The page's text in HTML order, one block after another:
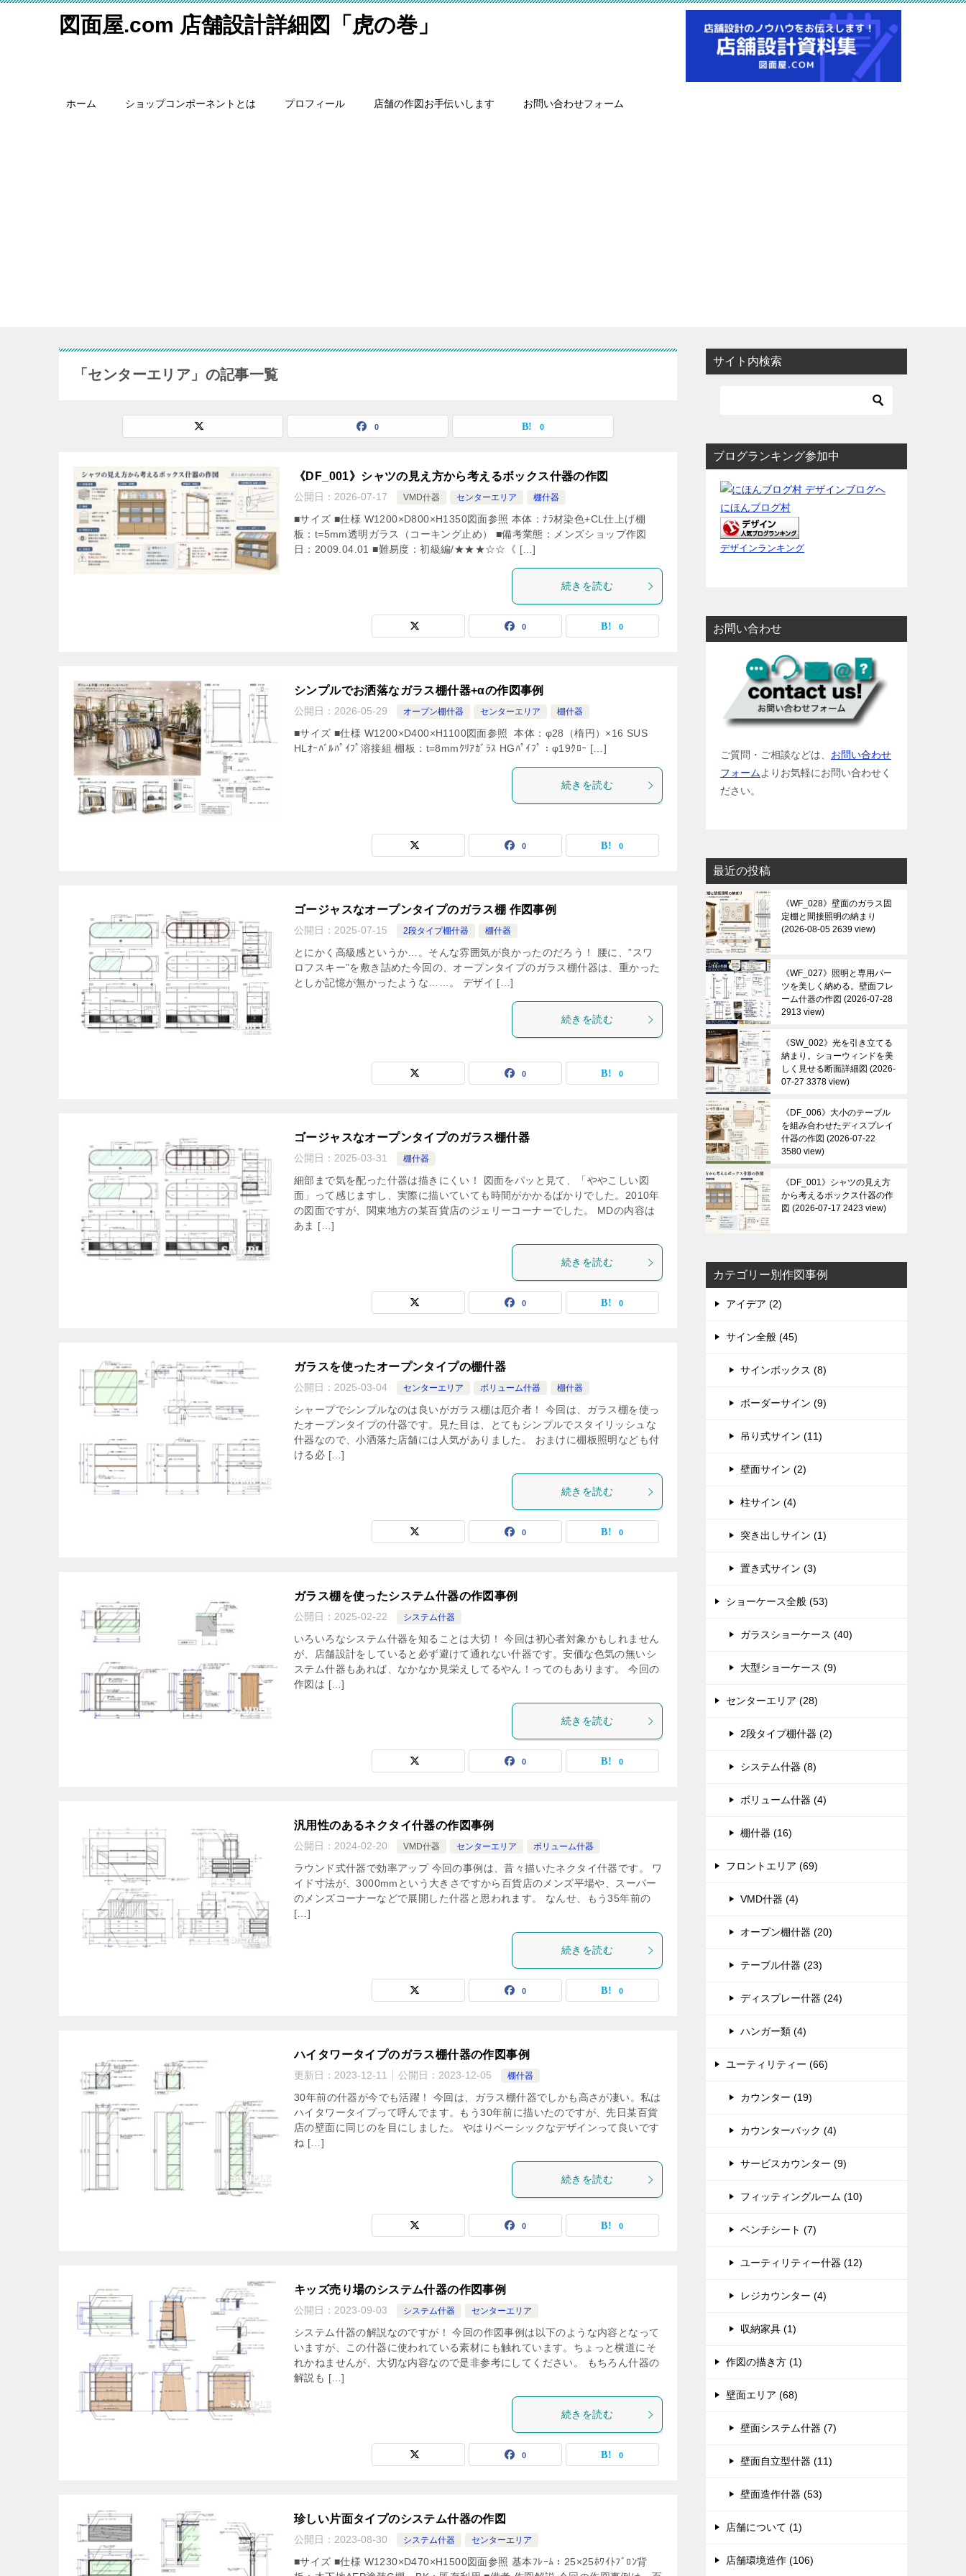
図面屋.com 店舗設計詳細図「虎の巻」
ホーム ショップコンポーネントとは プロフィール 店舗の作図お手伝いします お問い合わせフォーム
「センターエリア」の記事一覧
0 0
《DF_001》シャツの見え方から考えるボックス什器の作図
公開日： 2026-07-17 VMD什器 センターエリア 棚什器
■サイズ ■仕様 W1200×D800×H1350図面参照 本体：ﾅﾗ材染色+CL仕上げ棚
板：t=5mm透明ガラス（コーキング止め） ■備考業態：メンズショップ作図
日：2009.04.01 ■難易度：初級編/★★★☆☆《 […]
続きを読む
0 0
シンプルでお洒落なガラス棚什器+αの作図事例
公開日： 2026-05-29 オープン棚什器 センターエリア 棚什器
■サイズ ■仕様 W1200×D400×H1100図面参照 本体：φ28（楕円）×16 SUS
HLｵｰﾊﾞﾙﾊﾟｲﾌﾟ溶接組 棚板：t=8mmｸﾘｱｶﾞﾗｽ HGﾊﾟｲﾌﾟ：φ19ｸﾛｰ […]
続きを読む
0 0
ゴージャスなオープンタイプのガラス棚 作図事例
公開日： 2025-07-15 2段タイプ棚什器 棚什器
とにかく高級感というか…。そんな雰囲気が良かったのだろう！ 腰に、”スワ
ロフスキー”を敷き詰めた今回の、オープンタイプのガラス棚什器は、重かった
としか記憶が無かったような……。 デザイ […]
続きを読む
0 0
ゴージャスなオープンタイプのガラス棚什器
公開日： 2025-03-31 棚什器
細部まで気を配った什器は描きにくい！ 図面をパッと見て、「ややこしい図
面」って感じますし、実際に描いていても時間がかかるばかりでした。2010年
の図面ですが、関東地方の某百貨店のジェリーコーナーでした。 MDの内容は
あま […]
続きを読む
0 0
ガラスを使ったオープンタイプの棚什器
公開日： 2025-03-04 センターエリア ボリューム什器 棚什器
シャープでシンプルなのは良いがガラス棚は厄介者！ 今回は、ガラス棚を使っ
たオープンタイプの什器です。見た目は、とてもシンプルでスタイリッシュな
什器なので、小洒落た店舗には人気がありました。 おまけに棚板照明なども付
ける必 […]
続きを読む
0 0
ガラス棚を使ったシステム什器の作図事例
公開日： 2025-02-22 システム什器
いろいろなシステム什器を知ることは大切！ 今回は初心者対象かもしれません
が、店舗設計をしていると必ず避けて通れない什器です。安価な色気の無いシ
ステム什器もあれば、なかなか見栄えしてるやん！ってのもあります。 今回の
作図は […]
続きを読む
0 0
汎用性のあるネクタイ什器の作図事例
公開日： 2024-02-20 VMD什器 センターエリア ボリューム什器
ラウンド式什器で効率アップ 今回の事例は、昔々描いたネクタイ什器です。 ワ
イド寸法が、3000mmという大きさですから百貨店のメンズ平場や、スーパー
のメンズコーナーなどで展開した什器と思われます。 なんせ、もう35年前の
[…]
続きを読む
0 0
ハイタワータイプのガラス棚什器の作図事例
更新日： 2023-12-11 公開日： 2023-12-05 棚什器
30年前の什器が今でも活躍！ 今回は、ガラス棚什器でしかも高さが凄い。私は
ハイタワータイプって呼んでます。もう30年前に描いたのですが、先日某百貨
店の壁面に同じのを目にしました。 やはりベーシックなデザインって良いです
ね […]
続きを読む
0 0
キッズ売り場のシステム什器の作図事例
公開日： 2023-09-03 システム什器 センターエリア
システム什器の解説なのですが！ 今回の作図事例は以下のような内容となって
いますが、この什器に使われている素材にも触れています。ちょっと横道にそ
れかねませんが、大切な内容なので是非参考にしてください。 もちろん什器の
解説も […]
続きを読む
0 0
珍しい片面タイプのシステム什器の作図
公開日： 2023-08-30 システム什器 センターエリア
■サイズ ■仕様 W1230×D470×H1500図面参照 基本ﾌﾚｰﾑ：25×25ﾎﾜｲﾄﾌﾞﾛﾝ背
サイト内検索
ブログランキング参加中
にほんブログ村
デザインランキング
お問い合わせ
ご質問・ご相談などは、 お問い合わせ
フォームよりお気軽にお問い合わせく
ださい。
最近の投稿
《WF_028》壁面のガラス固
定棚と間接照明の納まり
2026-08-05 2639 view
《WF_027》照明と専用パー
ツを美しく納める。壁面フレ
ーム什器の作図
2026-07-28
2913 view
《SW_002》光を引き立てる
納まり。ショーウィンドを美
しく見せる断面詳細図
2026-
07-27 3378 view
《DF_006》大小のテーブル
を組み合わせたディスプレイ
什器の作図
2026-07-22
3580 view
《DF_001》シャツの見え方
から考えるボックス什器の作
図
2026-07-17 2423 view
カテゴリー別作図事例
アイデア (2)
サイン全般 (45)
サインボックス (8)
ボーダーサイン (9)
吊り式サイン (11)
壁面サイン (2)
柱サイン (4)
突き出しサイン (1)
置き式サイン (3)
ショーケース全般 (53)
ガラスショーケース (40)
大型ショーケース (9)
センターエリア (28)
2段タイプ棚什器 (2)
システム什器 (8)
ボリューム什器 (4)
棚什器 (16)
フロントエリア (69)
VMD什器 (4)
オープン棚什器 (20)
テーブル什器 (23)
ディスプレー什器 (24)
ハンガー類 (4)
ユーティリティー (66)
カウンター (19)
カウンターバック (4)
サービスカウンター (9)
フィッティングルーム (10)
ベンチシート (7)
ユーティリティー什器 (12)
レジカウンター (4)
収納家具 (1)
作図の描き方 (1)
壁面エリア (68)
壁面システム什器 (7)
壁面自立型什器 (11)
壁面造作什器 (53)
店舗について (1)
店舗環境造作 (106)